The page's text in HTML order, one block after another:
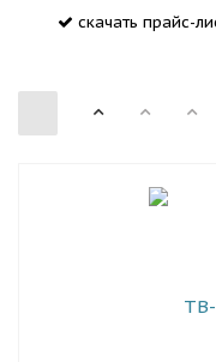
скачать прайс-